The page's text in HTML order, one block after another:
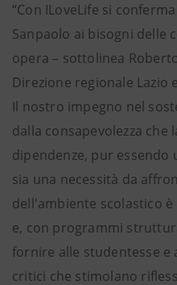
“Con ILoveLife si
Sanpaolo ai bisogni
opera – sottolinea
Direzione regionale Lazio
Il nostro impegno nel
dalla consapevolezza che
dipendenze, pur
sia una necessità da
dell'ambiente scolastico
e, con programmi
fornire alle studentesse
critici che stimolano